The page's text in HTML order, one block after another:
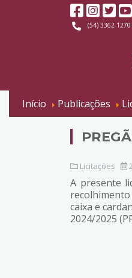
(54) 3362-
Início Publicações
Licitações
A presente
caixa e
2024/2025